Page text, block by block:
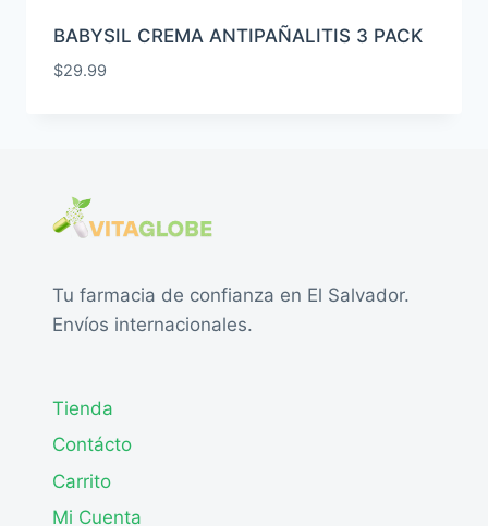
BABYSIL CREMA ANTIPAÑALITIS 3 PACK
$29.99
Tu farmacia de confianza en El Salvador.
Envíos internacionales.
Tienda
Contácto
Carrito
Mi Cuenta